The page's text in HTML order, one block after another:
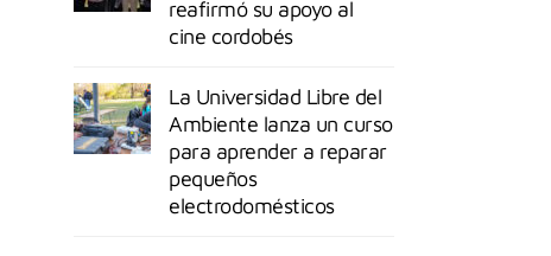
reafirmó su apoyo al
cine cordobés
La Universidad Libre del
Ambiente lanza un curso
para aprender a reparar
pequeños
electrodomésticos